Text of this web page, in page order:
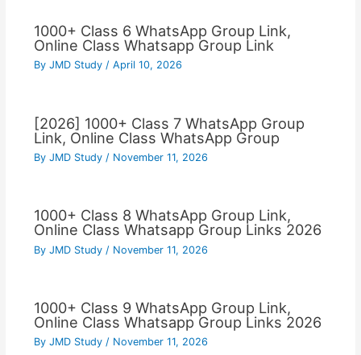
1000+ Class 6 WhatsApp Group Link,
Online Class Whatsapp Group Link
By JMD Study / April 10, 2026
[2026] 1000+ Class 7 WhatsApp Group
Link, Online Class WhatsApp Group
By JMD Study / November 11, 2026
1000+ Class 8 WhatsApp Group Link,
Online Class Whatsapp Group Links 2026
By JMD Study / November 11, 2026
1000+ Class 9 WhatsApp Group Link,
Online Class Whatsapp Group Links 2026
By JMD Study / November 11, 2026